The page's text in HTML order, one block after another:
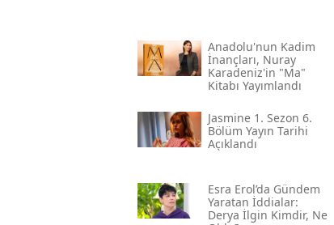
Anadolu'nun Kadim
İnançları, Nuray
Karadeniz'in "ma"
Kitabı Yayımlandı
Jasmine 1. Sezon 6.
Bölüm Yayın Tarihi
Açıklandı
Esra Erol’da Gündem
Yaratan İddialar:
Derya İlgin Kimdir, Ne